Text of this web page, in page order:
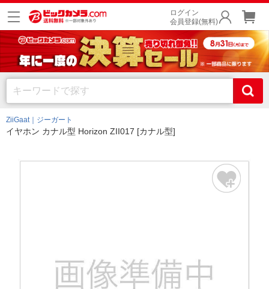
ログイン
会員登録(無料)
ZiiGaat｜ジーガート
イヤホン カナル型 Horizon ZII017 [カナル型]